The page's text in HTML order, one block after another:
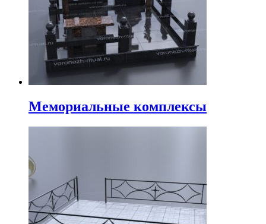
Мемориальные комплексы